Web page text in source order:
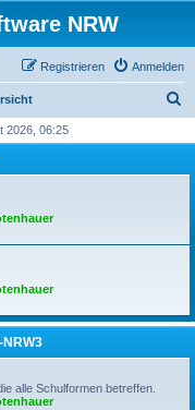
NRW
Anmelden
Registrieren
h
2026, 06:25
alle Schulformen betreffen.